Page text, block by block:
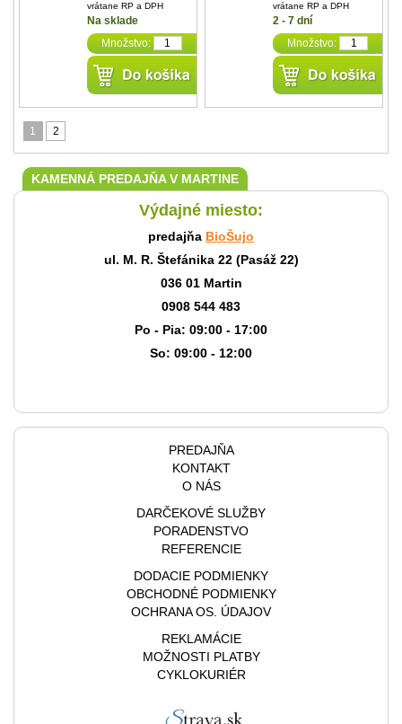
vrátane RP a DPH
Na sklade
Množstvo:
vrátane RP a DPH
2 - 7 dní
Množstvo:
1 2
KAMENNÁ PREDAJŇA V MARTINE
Výdajné miesto:
predajňa BioŠujo
ul. M. R. Štefánika 22 (Pasáž 22)
036 01 Martin
0908 544 483
Po - Pia: 09:00 - 17:00
So: 09:00 - 12:00
PREDAJŇA
KONTAKT
O NÁS
DARČEKOVÉ SLUŽBY
PORADENSTVO
REFERENCIE
DODACIE PODMIENKY
OBCHODNÉ PODMIENKY
OCHRANA OS. ÚDAJOV
REKLAMÁCIE
MOŽNOSTI PLATBY
CYKLOKURIÉR